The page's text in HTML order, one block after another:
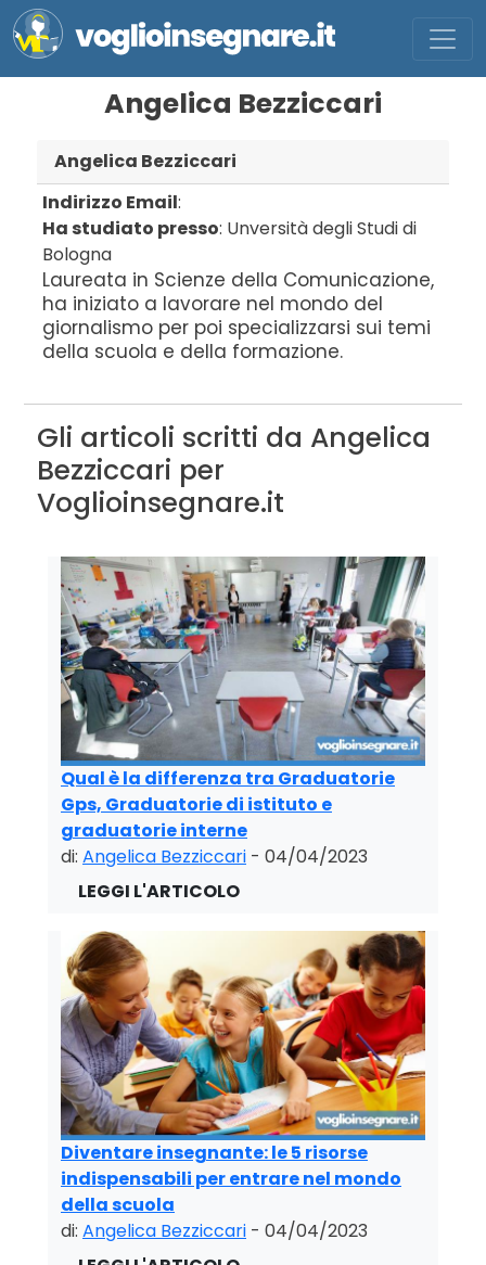
Angelica Bezziccari
Angelica Bezziccari
Indirizzo Email:
Ha studiato presso: Unversità degli Studi di
Bologna
Laureata in Scienze della Comunicazione,
ha iniziato a lavorare nel mondo del
giornalismo per poi specializzarsi sui temi
della scuola e della formazione.
Gli articoli scritti da Angelica
Bezziccari per
Voglioinsegnare.it
Qual è la differenza tra Graduatorie
Gps, Graduatorie di istituto e
graduatorie interne
di: Angelica Bezziccari - 04/04/2023
Diventare insegnante: le 5 risorse
indispensabili per entrare nel mondo
della scuola
di: Angelica Bezziccari - 04/04/2023